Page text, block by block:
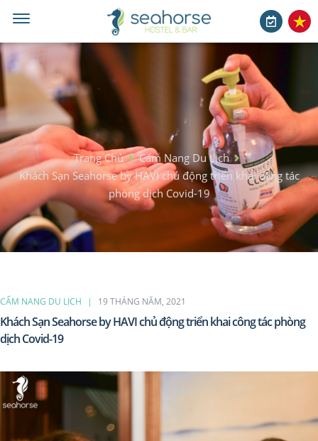
Trang Chủ
Cẩm Nang Du Lịch
Khách Sạn Seahorse by HAVI chủ động triển khai công tác
phòng dịch Covid-19
CẨM NANG DU LỊCH 19 THÁNG NĂM, 2021
Khách Sạn Seahorse by HAVI chủ động triển khai công tác phòng
dịch Covid-19